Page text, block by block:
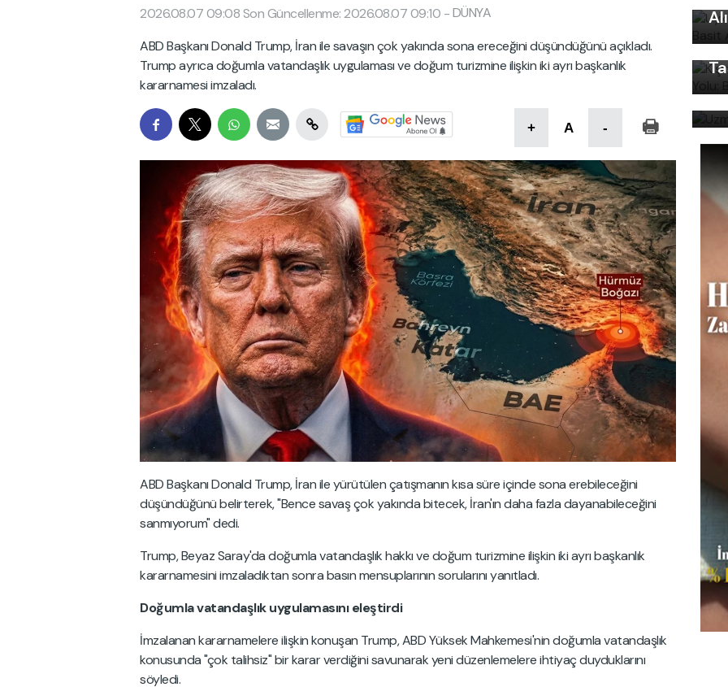
2026.08.07 09:08 Son Güncellenme: 2026.08.07 09:10 -DÜNYA
ABD Başkanı Donald Trump, İran ile savaşın çok yakında sona ereceğini düşündüğünü açıkladı.
Trump ayrıca doğumla vatandaşlık uygulaması ve doğum turizmine ilişkin iki ayrı başkanlık
kararnamesi imzaladı.
+ A -
ABD Başkanı Donald Trump, İran ile yürütülen çatışmanın kısa süre içinde sona erebileceğini
düşündüğünü belirterek, "Bence savaş çok yakında bitecek, İran'ın daha fazla dayanabileceğini
sanmıyorum" dedi.
Trump, Beyaz Saray'da doğumla vatandaşlık hakkı ve doğum turizmine ilişkin iki ayrı başkanlık
kararnamesini imzaladıktan sonra basın mensuplarının sorularını yanıtladı.
Doğumla vatandaşlık uygulamasını eleştirdi
İmzalanan kararnamelere ilişkin konuşan Trump, ABD Yüksek Mahkemesi'nin doğumla vatandaşlık
konusunda "çok talihsiz" bir karar verdiğini savunarak yeni düzenlemelere ihtiyaç duyduklarını
söyledi.